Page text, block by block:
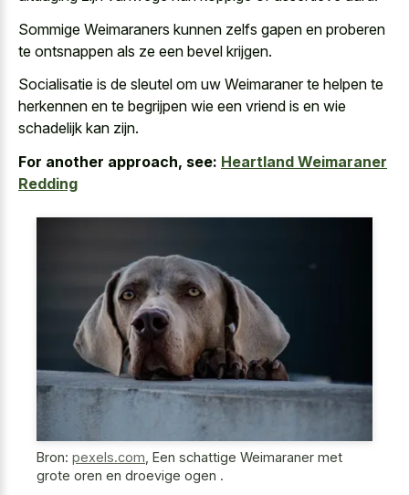
Sommige Weimaraners kunnen zelfs gapen en proberen
te ontsnappen als ze een bevel krijgen.
Socialisatie is de sleutel om uw Weimaraner te helpen te
herkennen en te begrijpen wie een vriend is en wie
schadelijk kan zijn.
For another approach, see: Heartland Weimaraner
Redding
Bron: pexels.com Een schattige Weimaraner met
grote oren en droevige ogen .